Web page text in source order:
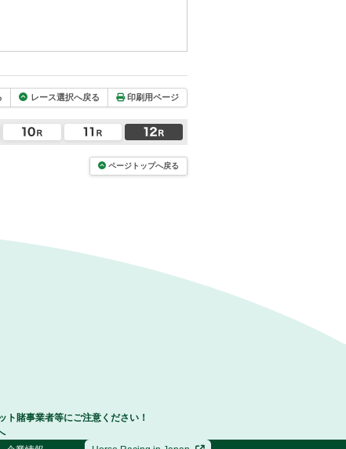
レース選択へ戻る 印刷用ページ
ページトップへ戻る
ト賭事業者等にご注意ください！